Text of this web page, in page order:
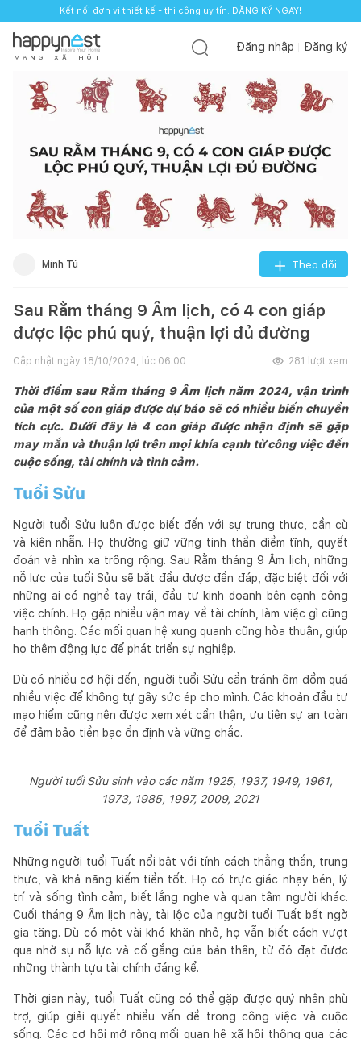
Kết nối đơn vị thiết kế - thi công uy tín. ĐĂNG KÝ NGAY!
M Ạ N G X Ã H Ộ I
Đăng nhập Đăng ký
Minh Tú Theo dõi
Sau Rằm tháng 9 Âm lịch, có 4 con giáp
được lộc phú quý, thuận lợi đủ đường
Cập nhật ngày 18/10/2024, lúc 06:00 281 lượt xem
Thời điểm sau Rằm tháng 9 Âm lịch năm 2024, vận trình
của một số con giáp được dự báo sẽ có nhiều biến chuyển
tích cực. Dưới đây là 4 con giáp được nhận định sẽ gặp
may mắn và thuận lợi trên mọi khía cạnh từ công việc đến
cuộc sống, tài chính và tình cảm.
Tuổi Sửu
Người tuổi Sửu luôn được biết đến với sự trung thực, cần cù
và kiên nhẫn. Họ thường giữ vững tinh thần điềm tĩnh, quyết
đoán và nhìn xa trông rộng. Sau Rằm tháng 9 Âm lịch, những
nỗ lực của tuổi Sửu sẽ bắt đầu được đền đáp, đặc biệt đối với
những ai có nghề tay trái, đầu tư kinh doanh bên cạnh công
việc chính. Họ gặp nhiều vận may về tài chính, làm việc gì cũng
hanh thông. Các mối quan hệ xung quanh cũng hòa thuận, giúp
họ thêm động lực để phát triển sự nghiệp.
Dù có nhiều cơ hội đến, người tuổi Sửu cần tránh ôm đồm quá
nhiều việc để không tự gây sức ép cho mình. Các khoản đầu tư
mạo hiểm cũng nên được xem xét cẩn thận, ưu tiên sự an toàn
để đảm bảo tiền bạc ổn định và vững chắc.
Người tuổi Sửu sinh vào các năm 1925, 1937, 1949, 1961,
1973, 1985, 1997, 2009, 2021
Tuổi Tuất
Những người tuổi Tuất nổi bật với tính cách thẳng thắn, trung
thực, và khả năng kiếm tiền tốt. Họ có trực giác nhạy bén, lý
trí và sống tình cảm, biết lắng nghe và quan tâm người khác.
Cuối tháng 9 Âm lịch này, tài lộc của người tuổi Tuất bất ngờ
gia tăng. Dù có một vài khó khăn nhỏ, họ vẫn biết cách vượt
qua nhờ sự nỗ lực và cố gắng của bản thân, từ đó đạt được
những thành tựu tài chính đáng kể.
Thời gian này, tuổi Tuất cũng có thể gặp được quý nhân phù
trợ, giúp giải quyết nhiều vấn đề trong công việc và cuộc
sống. Các cơ hội mở rộng mối quan hệ xã hội thông qua các